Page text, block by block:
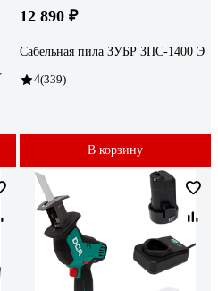
12 890 ₽
Сабельная пила ЗУБР ЗПС-1400 Э
4(339)
В корзину